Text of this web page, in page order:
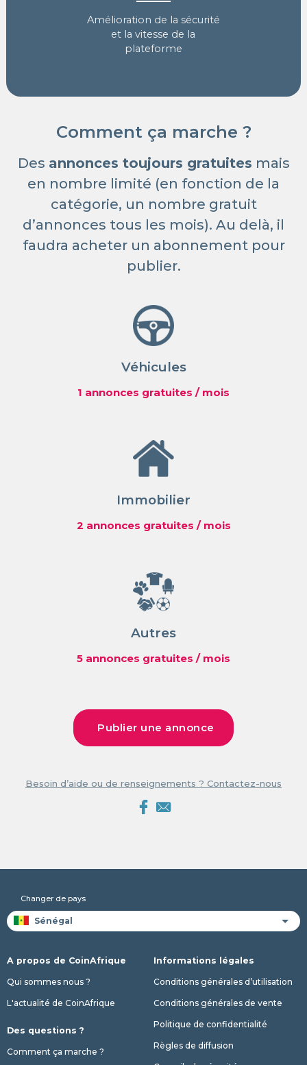
Amélioration de la sécurité
et la vitesse de la
plateforme
Comment ça marche ?
Des annonces toujours gratuites mais
en nombre limité (en fonction de la
catégorie, un nombre gratuit
d’annonces tous les mois). Au delà, il
faudra acheter un abonnement pour
publier.
Véhicules
1 annonces gratuites / mois
Immobilier
2 annonces gratuites / mois
Autres
5 annonces gratuites / mois
Publier une annonce
Besoin d’aide ou de renseignements ? Contactez-nous
Changer de pays
A propos de CoinAfrique
Qui sommes nous ?
L'actualité de CoinAfrique
Des questions ?
Comment ça marche ?
Informations légales
Conditions générales d’utilisation
Conditions générales de vente
Politique de confidentialité
Règles de diffusion